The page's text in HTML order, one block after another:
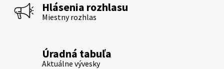
Hlásenia rozhlasu
Miestny rozhlas
Úradná tabuľa
Aktuálne vývesky